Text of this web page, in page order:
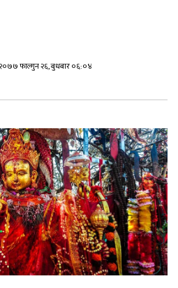
फाल्गुन २६, बुधबार ०६:०४